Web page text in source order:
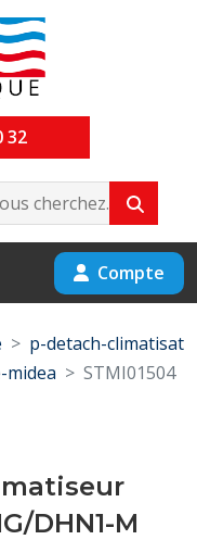
32
Compte
p-detach-climatisat
midea
STMI01504
DHN1-M